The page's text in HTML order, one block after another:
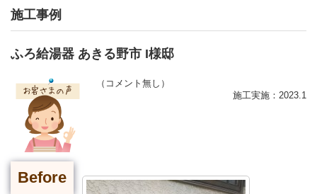
施工事例
ふろ給湯器 あきる野市 I様邸
（コメント無し）
施工実施：2023.1
Before